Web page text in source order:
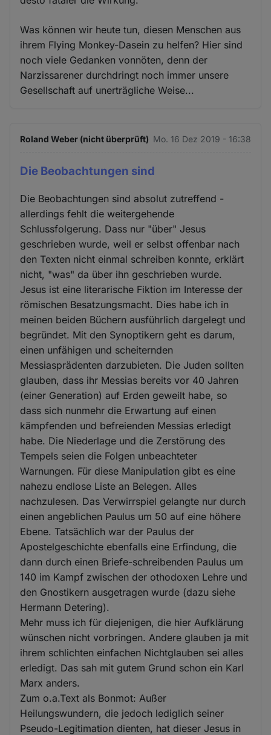
Was können wir heute tun, diesen Menschen aus
ihrem Flying Monkey-Dasein zu helfen? Hier sind
noch viele Gedanken vonnöten, denn der
Narzissarener durchdringt noch immer unsere
Gesellschaft auf unerträgliche Weise...
Roland Weber (nicht überprüft) Mo. 16 Dez 2019 - 16:38
Die Beobachtungen sind
Die Beobachtungen sind absolut zutreffend -
allerdings fehlt die weitergehende
Schlussfolgerung. Dass nur "über" Jesus
geschrieben wurde, weil er selbst offenbar nach
den Texten nicht einmal schreiben konnte, erklärt
nicht, "was" da über ihn geschrieben wurde.
Jesus ist eine literarische Fiktion im Interesse der
römischen Besatzungsmacht. Dies habe ich in
meinen beiden Büchern ausführlich dargelegt und
begründet. Mit den Synoptikern geht es darum,
einen unfähigen und scheiternden
Messiasprädenten darzubieten. Die Juden sollten
glauben, dass ihr Messias bereits vor 40 Jahren
(einer Generation) auf Erden geweilt habe, so
dass sich nunmehr die Erwartung auf einen
kämpfenden und befreienden Messias erledigt
habe. Die Niederlage und die Zerstörung des
Tempels seien die Folgen unbeachteter
Warnungen. Für diese Manipulation gibt es eine
nahezu endlose Liste an Belegen. Alles
nachzulesen. Das Verwirrspiel gelangte nur durch
einen angeblichen Paulus um 50 auf eine höhere
Ebene. Tatsächlich war der Paulus der
Apostelgeschichte ebenfalls eine Erfindung, die
dann durch einen Briefe-schreibenden Paulus um
140 im Kampf zwischen der othodoxen Lehre und
den Gnostikern ausgetragen wurde (dazu siehe
Hermann Detering).
Mehr muss ich für diejenigen, die hier Aufklärung
wünschen nicht vorbringen. Andere glauben ja mit
ihrem schlichten einfachen Nichtglauben sei alles
erledigt. Das sah mit gutem Grund schon ein Karl
Marx anders.
Zum o.a.Text als Bonmot: Außer
Heilungswundern, die jedoch lediglich seiner
Pseudo-Legitimation dienten, hat dieser Jesus in